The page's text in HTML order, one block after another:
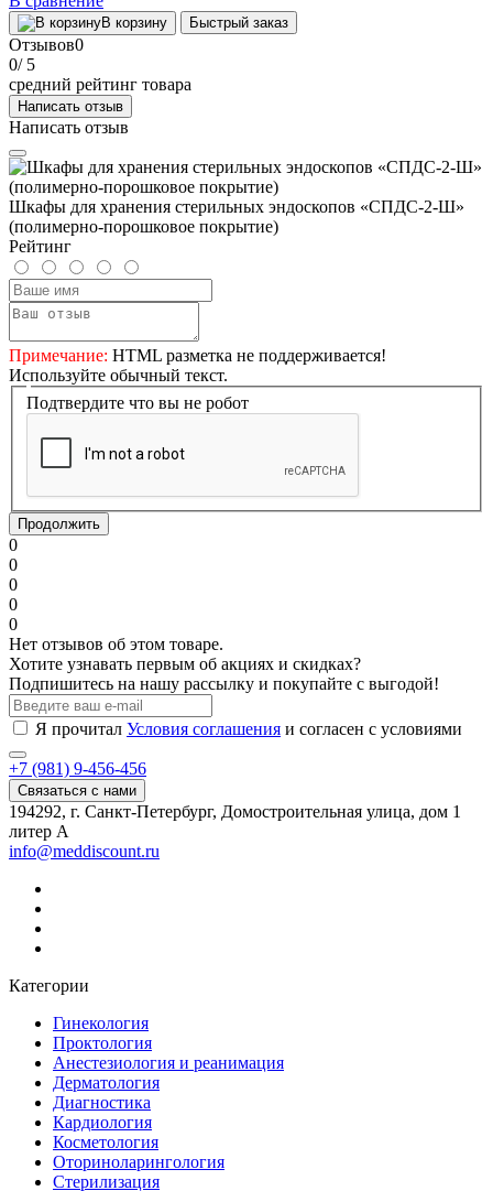
В корзину Быстрый заказ
Отзывов0
0/ 5
средний рейтинг товара
Написать отзыв
Написать отзыв
Шкафы для хранения стерильных эндоскопов «СПДС-2-Ш»
(полимерно-порошковое покрытие)
Рейтинг
Примечание: HTML разметка не поддерживается!
Используйте обычный текст.
Подтвердите что вы не робот
Продолжить
0
0
0
0
0
Нет отзывов об этом товаре.
Хотите узнавать первым об акциях и скидках?
Подпишитесь на нашу рассылку и покупайте с выгодой!
Я прочитал Условия соглашения и согласен с условиями
+7 (981) 9-456-456
Связаться с нами
194292, г. Санкт-Петербург, Домостроительная улица, дом 1
литер А
info@meddiscount.ru
Категории
Гинекология
Проктология
Анестезиология и реанимация
Дерматология
Диагностика
Кардиология
Косметология
Оториноларингология
Стерилизация